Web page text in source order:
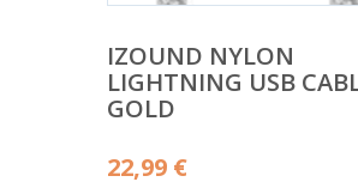
IZOUND NYLON
LIGHTNING USB
GOLD
22,99 €